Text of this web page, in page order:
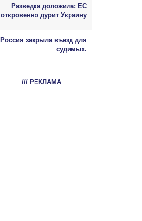
Разведка доложила: ЕС
откровенно дурит Украину
Россия закрыла въезд для
судимых.
/// РЕКЛАМА